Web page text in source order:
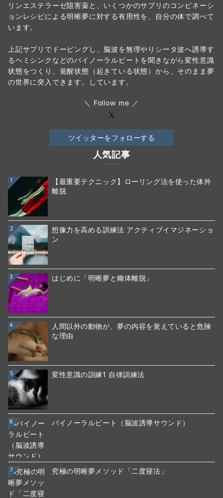
リンエステラーゼ阻害薬と、いくつかのサプリのコンビネーシ
ョンレシピによる明晰夢に対する有用性を、自分の体で調べて
います。
上記サプリでドーピングし、脳波を無理やりシータ波へ誘導す
るヘミシンクなどのバイノーラルビートを聞きながら変性意識
状態をつくり、覚醒状態（起きている状態）から、そのまま夢
の世界に突入できます。しています。
＼ Follow me ／
ツイッターをフォローする
人気記事
1
【最重要テクニック】ローリング法を使った体外
離脱
2
想像力を高める訓練法 アクティブイマジネーショ
ン
3 はじめに「明晰夢と幽体離脱」
4
人間以外の動物が、夢の内容を覚えていると危険
な理由
5 変性意識の訓練1 自律訓練法
6 バイノーラルビート（脳波誘導サウンド）
7 究極の明晰夢メソッド「二度寝法」